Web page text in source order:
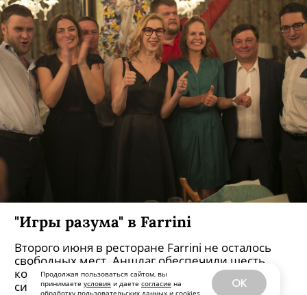
Продолжая пользоваться сайтом, вы
принимаете условия и даете согласие на
обработку пользовательских данных и cookies
OK
"Игры разума" в Farrini
Второго июня в ресторане Farrini не осталось
свободных мест. Аншлаг обеспечили шесть
команд знатоков, собравшиеся выявить
сильнейшего на очередном туре «Игр разума»